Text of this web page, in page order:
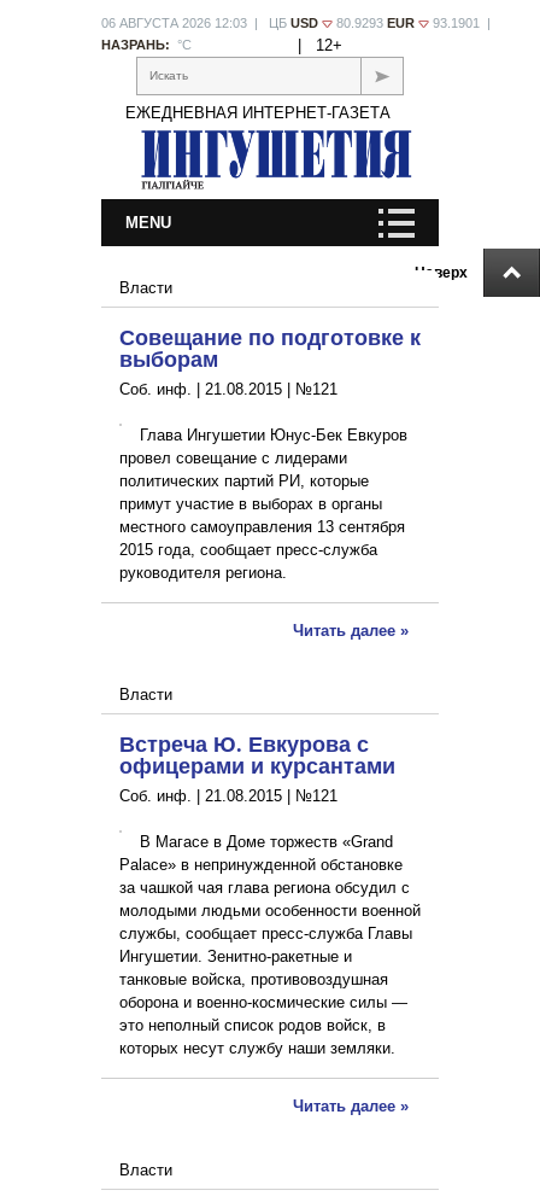
Наверх
06 АВГУСТА 2026 12:03 | ЦБ USD 80.9293 EUR
93.1901 |
НАЗРАНЬ: °С 12+
Искать
ЕЖЕДНЕВНАЯ ИНТЕРНЕТ-ГАЗЕТА
MENU
Власти
Совещание по подготовке к
выборам
Соб. инф. | 21.08.2015 №121
Глава Ингушетии Юнус-Бек Евкуров
провел совещание с лидерами
политических партий РИ, которые
примут участие в выборах в органы
местного самоуправления 13 сентября
2015 года, сообщает пресс-служба
руководителя региона.
Читать далее »
Власти
Встреча Ю. Евкурова с
офицерами и курсантами
Соб. инф. | 21.08.2015 №121
В Магасе в Доме торжеств «Grand
Palace» в непринужденной обстановке
за чашкой чая глава региона обсудил с
молодыми людьми особенности военной
службы, сообщает пресс-служба Главы
Ингушетии. Зенитно-ракетные и
танковые войска, противовоздушная
оборона и военно-космические силы —
это неполный список родов войск, в
которых несут службу наши земляки.
Читать далее »
Власти